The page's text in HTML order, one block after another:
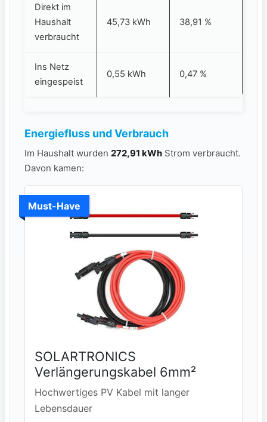
Direkt im
Haushalt
verbraucht
45,73 kWh 38,91 %
Ins Netz
eingespeist
0,55 kWh 0,47 %
Energiefluss und Verbrauch
Im Haushalt wurden 272,91 kWh Strom verbraucht.
Davon kamen:
Must-Have
SOLARTRONICS
Verlängerungskabel 6mm²
Hochwertiges PV Kabel mit langer
Lebensdauer